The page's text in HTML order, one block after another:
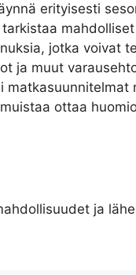
erityisesti
jotka voivat
ja muut
ottaa
ja